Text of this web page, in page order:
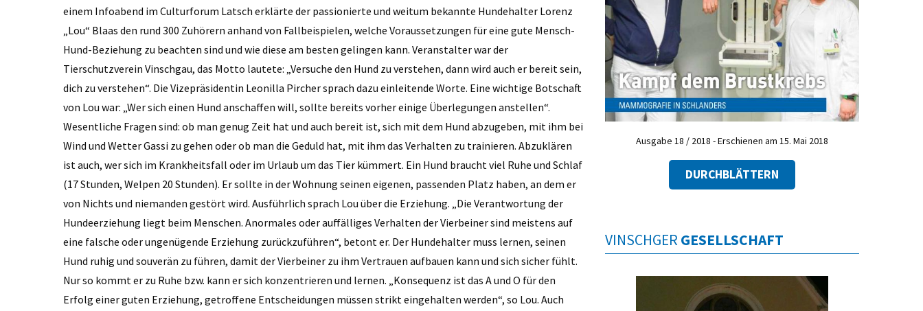
einem Infoabend im Culturforum Latsch erklärte der passionierte und weitum bekannte Hundehalter Lorenz
„Lou“ Blaas den rund 300 Zuhörern anhand von Fallbeispielen, welche Voraussetzungen für eine gute Mensch-
Hund-Beziehung zu beachten sind und wie diese am besten gelingen kann. Veranstalter war der
Tierschutzverein Vinschgau, das Motto lautete: „Versuche den Hund zu verstehen, dann wird auch er bereit sein,
dich zu verstehen“. Die Vizepräsidentin Leonilla Pircher sprach dazu einleitende Worte. Eine wichtige Botschaft
von Lou war: „Wer sich einen Hund anschaffen will, sollte bereits vorher einige Überlegungen anstellen“.
Wesentliche Fragen sind: ob man genug Zeit hat und auch bereit ist, sich mit dem Hund abzugeben, mit ihm bei
Wind und Wetter Gassi zu gehen oder ob man die Geduld hat, mit ihm das Verhalten zu trainieren. Abzuklären
ist auch, wer sich im Krankheitsfall oder im Urlaub um das Tier kümmert. Ein Hund braucht viel Ruhe und Schlaf
(17 Stunden, Welpen 20 Stunden). Er sollte in der Wohnung seinen eigenen, passenden Platz haben, an dem er
von Nichts und niemanden gestört wird. Ausführlich sprach Lou über die Erziehung. „Die Verantwortung der
Hundeerziehung liegt beim Menschen. Anormales oder auffälliges Verhalten der Vierbeiner sind meistens auf
eine falsche oder ungenügende Erziehung zurückzuführen“, betont er. Der Hundehalter muss lernen, seinen
Hund ruhig und souverän zu führen, damit der Vierbeiner zu ihm Vertrauen aufbauen kann und sich sicher fühlt.
Nur so kommt er zu Ruhe bzw. kann er sich konzentrieren und lernen. „Konsequenz ist das A und O für den
Erfolg einer guten Erziehung, getroffene Entscheidungen müssen strikt eingehalten werden“, so Lou. Auch
Ausgabe 18 / 2018 - Erschienen am 15. Mai 2018
DURCHBLÄTTERN
VINSCHGER GESELLSCHAFT